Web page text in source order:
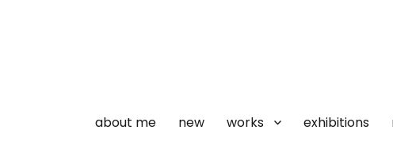
about me new works exhibitions